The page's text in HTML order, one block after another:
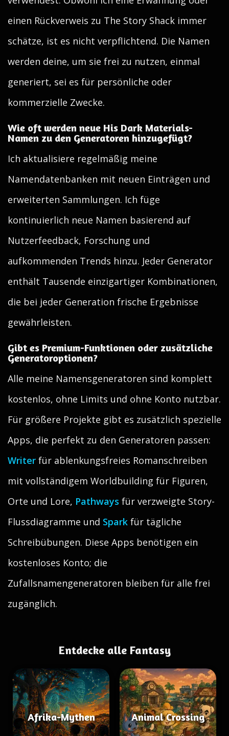
einen Rückverweis zu The Story Shack immer
schätze, ist es nicht verpflichtend. Die Namen
werden deine, um sie frei zu nutzen, einmal
generiert, sei es für persönliche oder
kommerzielle Zwecke.
Wie oft werden neue His Dark Materials-
Namen zu den Generatoren hinzugefügt?
Ich aktualisiere regelmäßig meine
Namendatenbanken mit neuen Einträgen und
erweiterten Sammlungen. Ich füge
kontinuierlich neue Namen basierend auf
Nutzerfeedback, Forschung und
aufkommenden Trends hinzu. Jeder Generator
enthält Tausende einzigartiger Kombinationen,
die bei jeder Generation frische Ergebnisse
gewährleisten.
Gibt es Premium-Funktionen oder zusätzliche
Generatoroptionen?
Alle meine Namensgeneratoren sind komplett
kostenlos, ohne Limits und ohne Konto nutzbar.
Für größere Projekte gibt es zusätzlich spezielle
Apps, die perfekt zu den Generatoren passen:
Writer für ablenkungsfreies Romanschreiben
mit vollständigem Worldbuilding für Figuren,
Orte und Lore, Pathways für verzweigte Story-
Flussdiagramme und Spark für tägliche
Schreibübungen. Diese Apps benötigen ein
kostenloses Konto; die
Zufallsnamengeneratoren bleiben für alle frei
zugänglich.
Entdecke alle Fantasy
Afrika-Mythen Animal Crossing